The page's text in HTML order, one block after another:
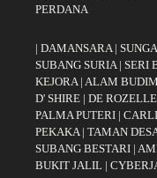
PERDANA
| DAMANSARA|
SUBANG SURIA| SERI
KEJORA| ALAM
D' SHIRE | DE ROZELLE
PALMA PUTERI |
PEKAKA| TAMAN
SUBANG BESTARI |
BUKIT JALIL |